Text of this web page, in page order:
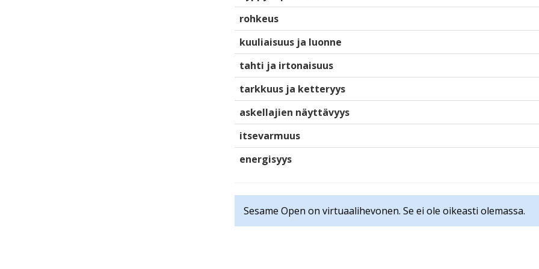
rohkeus
kuuliaisuus ja luonne
tahti ja irtonaisuus
tarkkuus ja ketteryys
askellajien näyttävyys
itsevarmuus
energisyys
Sesame Open on virtuaalihevonen. Se ei ole oikeasti olemassa.